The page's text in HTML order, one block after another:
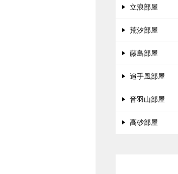
立浪部屋
荒汐部屋
藤島部屋
追手風部屋
音羽山部屋
高砂部屋